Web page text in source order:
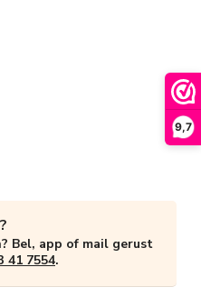
9,7
Bel, app of mail gerust
41 7554.